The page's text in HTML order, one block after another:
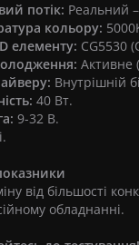
потік: Реальний
кольору:
елементу: CG5530
Активне
Внутрішній
40 Вт.
9-32 В.
від більшості
обладнанні.